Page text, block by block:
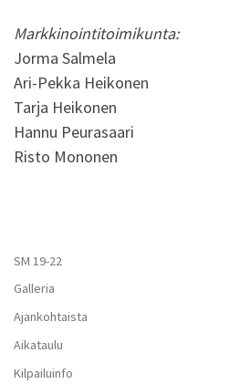
Markkinointitoimikunta:
Jorma Salmela
Ari-Pekka Heikonen
Tarja Heikonen
Hannu Peurasaari
Risto Mononen
SM 19-22
Galleria
Ajankohtaista
Aikataulu
Kilpailuinfo